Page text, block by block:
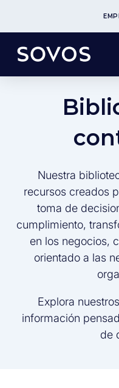
Nuestra
recursos creados
toma de
cumplimiento,
en los negocios,
orientado a las
Explora
información
de